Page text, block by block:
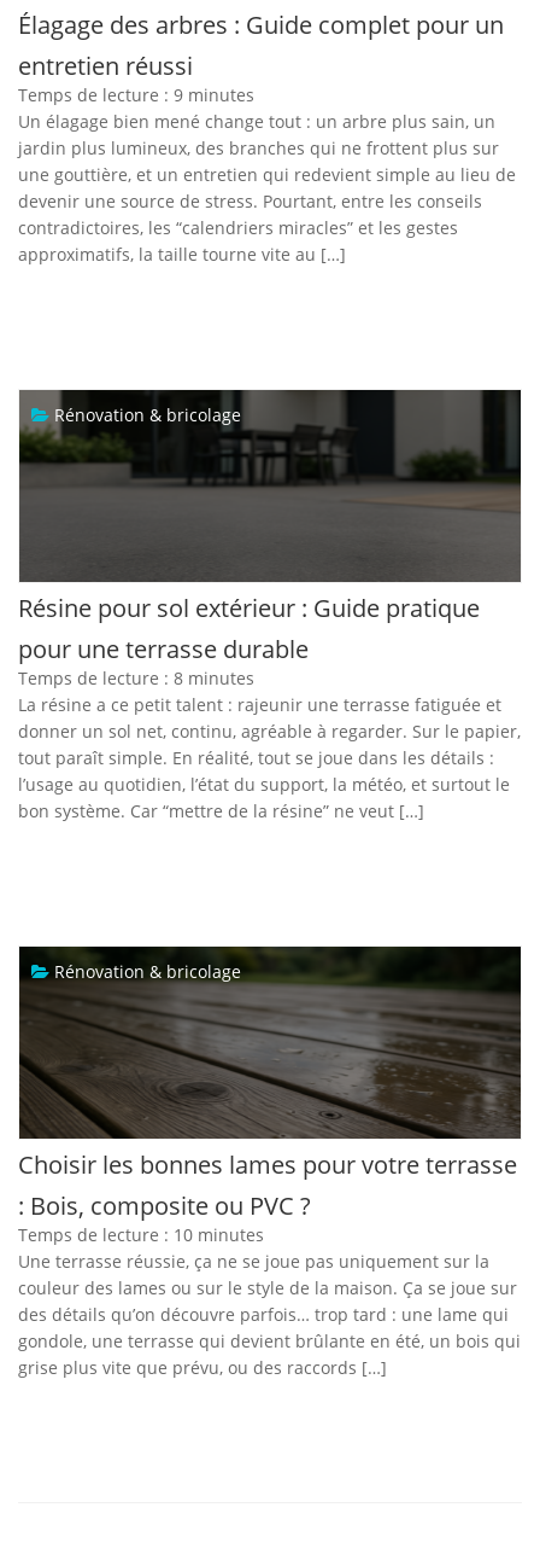
Élagage des arbres : Guide complet pour un
entretien réussi
Temps de lecture : 9 minutes
Un élagage bien mené change tout : un arbre plus sain, un
jardin plus lumineux, des branches qui ne frottent plus sur
une gouttière, et un entretien qui redevient simple au lieu de
devenir une source de stress. Pourtant, entre les conseils
contradictoires, les “calendriers miracles” et les gestes
approximatifs, la taille tourne vite au […]
Rénovation & bricolage
Résine pour sol extérieur : Guide pratique
pour une terrasse durable
Temps de lecture : 8 minutes
La résine a ce petit talent : rajeunir une terrasse fatiguée et
donner un sol net, continu, agréable à regarder. Sur le papier,
tout paraît simple. En réalité, tout se joue dans les détails :
l’usage au quotidien, l’état du support, la météo, et surtout le
bon système. Car “mettre de la résine” ne veut […]
Rénovation & bricolage
Choisir les bonnes lames pour votre terrasse
: Bois, composite ou PVC ?
Temps de lecture : 10 minutes
Une terrasse réussie, ça ne se joue pas uniquement sur la
couleur des lames ou sur le style de la maison. Ça se joue sur
des détails qu’on découvre parfois… trop tard : une lame qui
gondole, une terrasse qui devient brûlante en été, un bois qui
grise plus vite que prévu, ou des raccords […]